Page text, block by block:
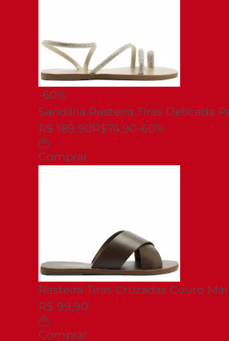
-60%
Sandália Rasteira Tiras Delicada
R$ 189,90R$74,90-60%
Comprar
Rasteira Tiras Cruzadas Couro
R$ 99,90
Comprar